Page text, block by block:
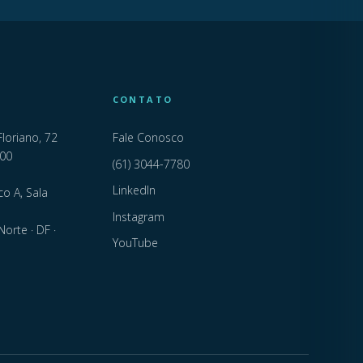
72
A, Sala
· DF ·
CONTATO
Fale Conosco
(61) 3044-7780
LinkedIn
Instagram
YouTube